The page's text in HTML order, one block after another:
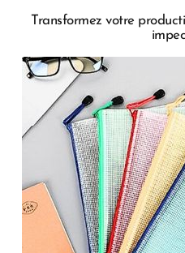
Transformez votre